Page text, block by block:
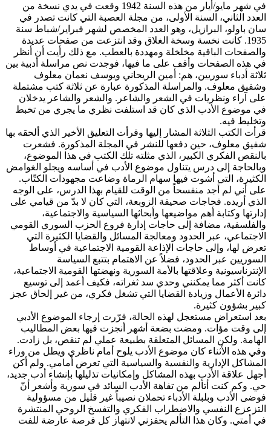
في شهر مايو/أيار من هذه السنة 1942 وقعت في يدي نسخة من
العدد الثاني، السنة الأولى، من مجلة العصبة التي كانت تصدر في
سان باولو، البرازيل، وهو العدد المخصص لشهر فبراير/شباط سنة
1935. كانت نخسة وسخة الغلاق وقد انتزعت من صفحات عديدة
والصفحات الباقية مخلخلة ومهددة بالعطب. مع ذلك رأيت أن أنظر
في هذه الصفحات وأقف على ما فيها، فوجدت نص مراسلة أدبية بين
ثلاثة أدباء سوريين، هم: أمين الريحاني ويوسف نعمان معلوف
وشفيق معلوف. والمراسلة المذكورة عبارة عن ثلاثة كتب مشتملة
على آراء ونظريات في الشعر والشاعر. والشعر والشاعر يدخلان
في موضوع الأدب الذي كان قد استلفت نظري ما يجري من تخبط
وتخليط فيه.
قرأت الكتب الثلاثة المشار إليها وقرأت التعليق الأخير الذي ألحقه بها
شفيق معلوف، حين دفعها للنشر في المجلة المذكورة. فشعرت
بالنقص الفكري الكبير، الذي مثلته تلك الكتب في هذا الموضوع،
وبالحاجة إلى درس يتناول موضوع الأدب في أساسه ويجلو الغوامض
الكثيرة، التي أشوت فيها سهام الرماة وضاعت مجهودات الكتّاب.
على أني لم أجد منفسحاً من الوقت للقيام بهذا الدرس، على الوجه
الذي أريده. فحاجات صحيفة الزوبعة، التي كان لا بدّ من قيامي على
إدارتها وكتابة أهم مواضيعها وأبحاثها السياسية والاجتماعية،
والفلسفية، مضافة إلى حاجات إدارة فروع الحزب السوري القومي
الاجتماعي، عبر الحدود ومعالجة المسائل والقضايا الكثيرة التي
تعرض لها، وإلى حاجات الإذاعة القومية الاجتماعية في أوساط
السوريين عبر الحدود، فضلاً عن الاهتمام بتتبع السياسة
الإنترناسيونية وعلاقتها بالأمة السورية ونهضتها القومية الاجتماعية،
كانت أكثر مما يمكنني وحدي سد ثغراته، فكيف أعمد إلى توسيع
دائرة الأعمال وزيادة القضايا التي تشغل فكري، من غير إلحاق عجز
كبير بشؤون كثيرة.
بعد استعراض مستعجل لهذه الحالة، قرّرت إرجاء الموضوع الأدبي
إلى وقت مؤات. ومضت بضعة أشهر أنجزت فيها بعض المطاليب
الهامة. ولكن المسائل المتعلقة بطبيعة عملي لم تنقص، بل زادت.
وفي هذه الأثناء كان موضوع الأدب يلوح أمام ناظري ويطل من وراء
المشاكل الإدارية والنفسية والسياسية التي تعرض أمامي. ولم أكن
أجهل علاقة الأدب بهذه المشاكل وإمكانيات تذليلها بإنشاء أدب جديد،
حي. وكم كنت أتألم من تفاهة الأدب السائد في سورية وأشعر أنّ
فوضى الأدب وبلبلة الأدباء تحملان نصيباً غير قليل من مسؤولية
التزعزع النفسي والاضطراب الفكري والتفسخ الروحي المنتشرة
في أمتي. وكان هذا التألم يحفزني لانتهاز كل فرصة عارضة للفت